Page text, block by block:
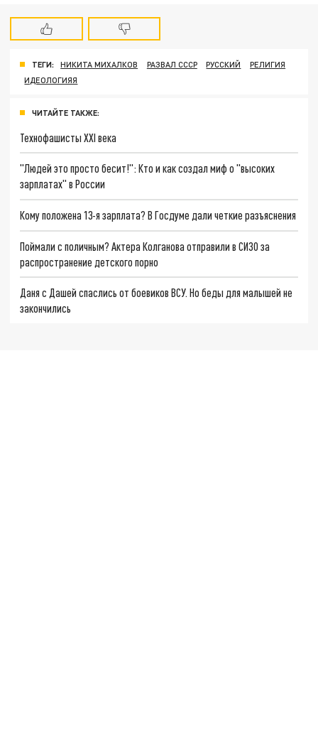
ТЕГИ: НИКИТА МИХАЛКОВ РАЗВАЛ СССР РУССКИЙ
РЕЛИГИЯ
ИДЕОЛОГИЯЯ
ЧИТАЙТЕ ТАКЖЕ:
Технофашисты XXI века
"Людей это просто бесит!": Кто и как создал миф о "высоких
зарплатах" в России
Кому положена 13-я зарплата? В Госдуме дали четкие разъяснения
Поймали с поличным? Актера Колганова отправили в СИЗО за
распространение детского порно
Даня с Дашей спаслись от боевиков ВСУ. Но беды для малышей не
закончились